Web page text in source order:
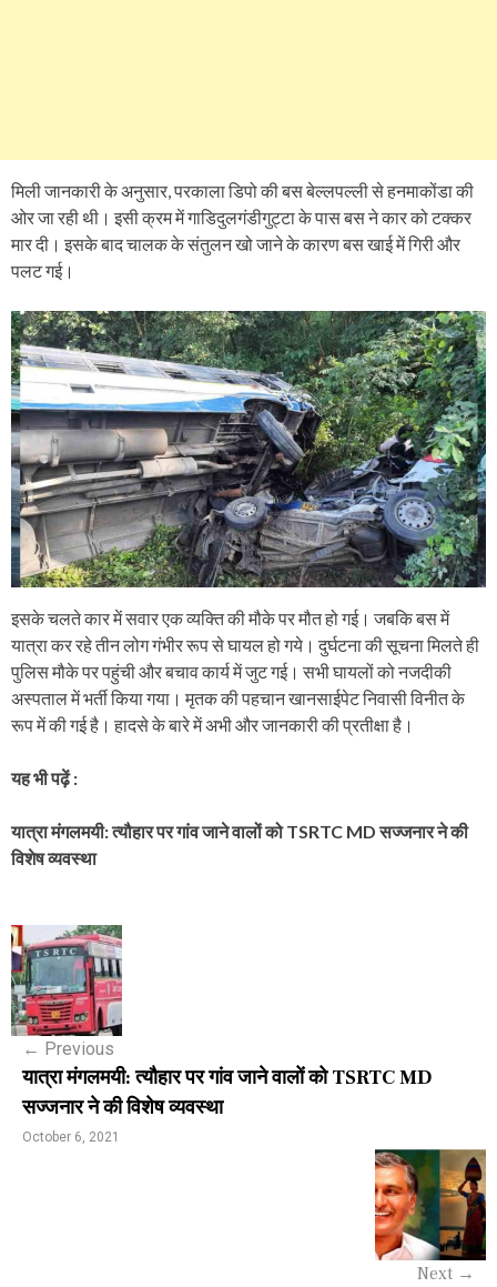
मिली जानकारी के अनुसार, परकाला डिपो की बस बेल्लपल्ली से हनमाकोंडा की
ओर जा रही थी। इसी क्रम में गाडिदुलगंडीगुट्टा के पास बस ने कार को टक्कर
मार दी। इसके बाद चालक के संतुलन खो जाने के कारण बस खाई में गिरी और
पलट गई।
इसके चलते कार में सवार एक व्यक्ति की मौके पर मौत हो गई। जबकि बस में
यात्रा कर रहे तीन लोग गंभीर रूप से घायल हो गये। दुर्घटना की सूचना मिलते ही
पुलिस मौके पर पहुंची और बचाव कार्य में जुट गई। सभी घायलों को नजदीकी
अस्पताल में भर्ती किया गया। मृतक की पहचान खानसाईपेट निवासी विनीत के
रूप में की गई है। हादसे के बारे में अभी और जानकारी की प्रतीक्षा है।
यह भी पढ़ें :
यात्रा मंगलमयी: त्यौहार पर गांव जाने वालों को TSRTC MD सज्जनार ने की
विशेष व्यवस्था
P
o
s
n
a
← Previous
यात्रा मंगलमयी: त्यौहार पर गांव जाने वालों को TSRTC MD
सज्जनार ने की विशेष व्यवस्था
October 6, 2021
Next →